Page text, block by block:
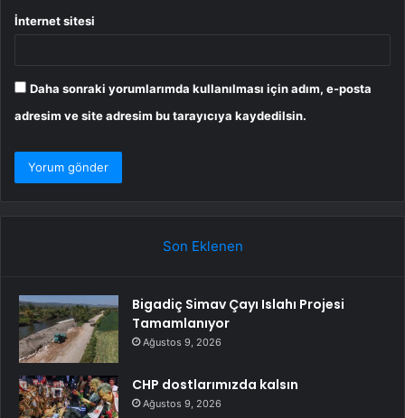
İnternet sitesi
Daha sonraki yorumlarımda kullanılması için adım, e-posta
adresim ve site adresim bu tarayıcıya kaydedilsin.
Son Eklenen
Bigadiç Simav Çayı Islahı Projesi
Tamamlanıyor
Ağustos 9, 2026
CHP dostlarımızda kalsın
Ağustos 9, 2026